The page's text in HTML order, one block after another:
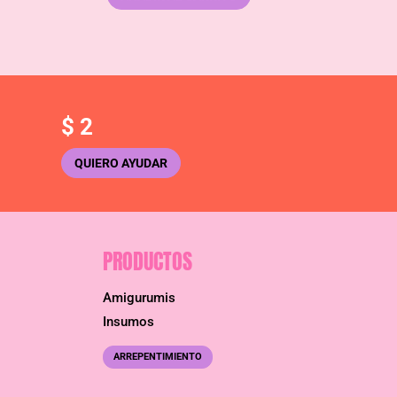
$ 2
QUIERO AYUDAR
PRODUCTOS
Amigurumis
Insumos
ARREPENTIMIENTO